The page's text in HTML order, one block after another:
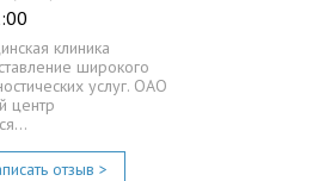
клиника
широкого
услуг. ОАО
центр
отзыв >